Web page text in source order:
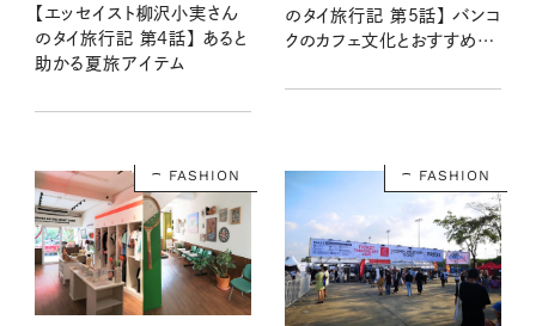
【エッセイスト柳沢小実さん
のタイ旅行記 第4話】 あると
助かる夏旅アイテム
のタイ旅行記 第5話】 バンコ
クのカフェ文化とおすすめカ
FASHION FASHION